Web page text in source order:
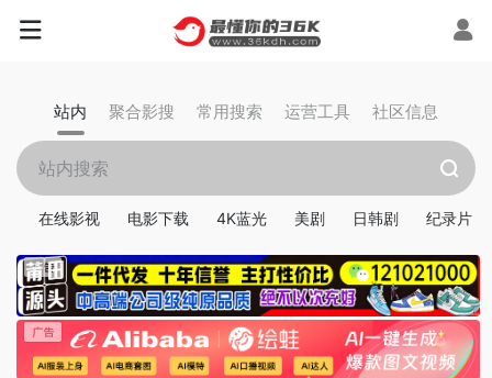
站内 聚合影搜 常用搜索 运营工具 社区信息
在线影视 电影下载 4K蓝光 美剧 日韩剧 纪录片